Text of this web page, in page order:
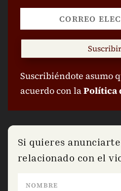
Suscribiéndote asumo
acuerdo con laPolítica
Si quieres
relacionado con el